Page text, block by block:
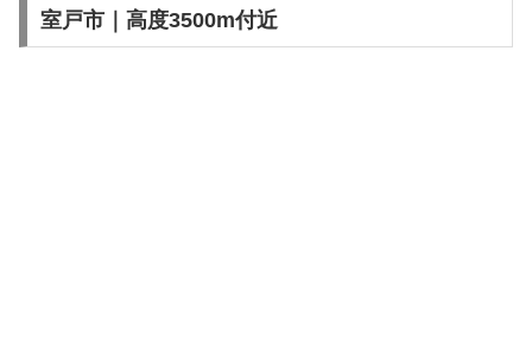
室戸市｜高度3500m付近